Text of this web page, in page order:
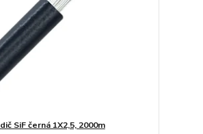
SiF černá 1X2,5, 2000m